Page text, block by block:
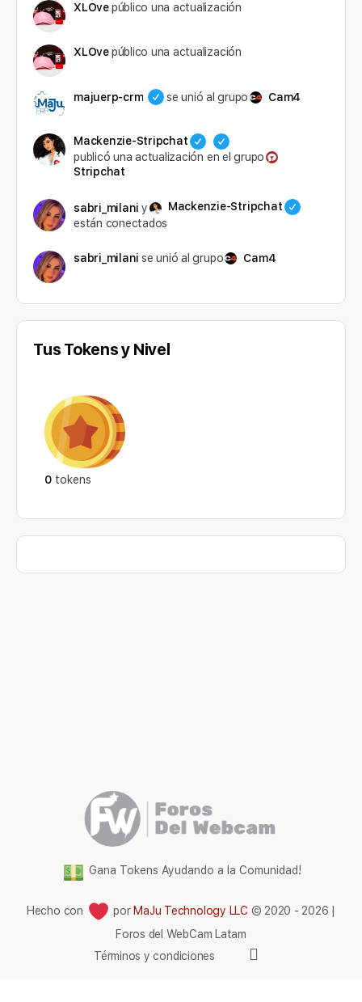
XLOvepúblico una actualización
XLOvepúblico una actualización
majuerp-crm se unió al grupo Cam4
Mackenzie-Stripchat
publicó una actualización en el grupo
Stripchat
sabri_milani y
Mackenzie-Stripchat
están conectados
sabri_milani se unió al grupo Cam4
Tus Tokens y Nivel
0 tokens
Gana Tokens Ayudando a la Comunidad!
Hecho con por MaJu Technology LLC © 2020 - 2026 |
Foros del WebCam Latam
Términos y condiciones